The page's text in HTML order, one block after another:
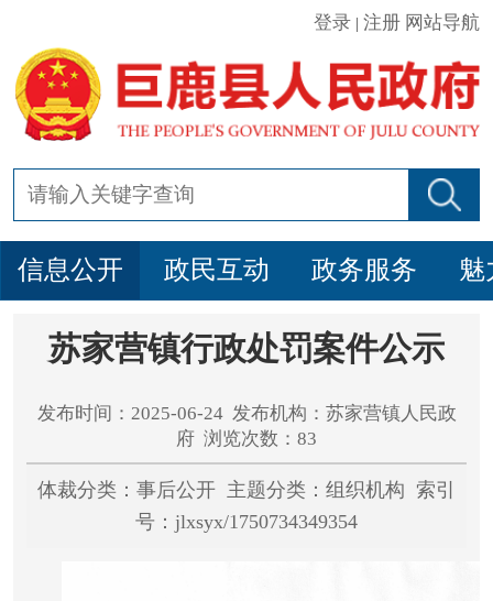
登录 |注册 网站导航
信息公开 政民互动 政务服务 魅
苏家营镇行政处罚案件公示
发布时间：2025-06-24 发布机构：苏家营镇人民政
府 浏览次数：83
体裁分类：事后公开 主题分类：组织机构 索引
号：jlxsyx/1750734349354